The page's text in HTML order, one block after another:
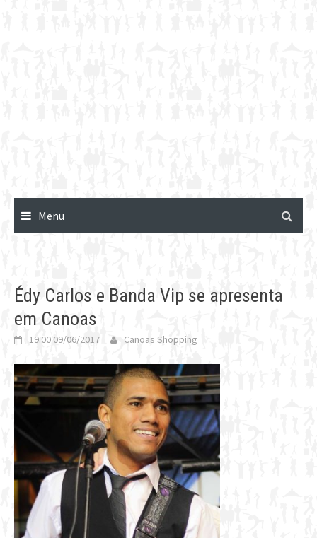
Menu
Édy Carlos e Banda Vip se apresenta
em Canoas
19:00 09/06/2017 Canoas Shopping